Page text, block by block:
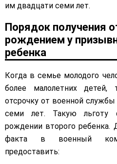
им двадцати семи лет.
Порядок получения
рождением у
ребенка
Когда в семье молодого
более малолетних детей,
отсрочку от военной
семи лет. Такую льготу
рождении второго ребенка.
факта в военный
предоставить: